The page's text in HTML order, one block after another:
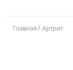
Главная Артрит